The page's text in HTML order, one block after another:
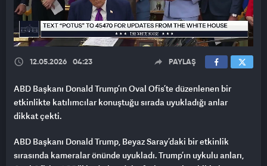
12.05.2026 04:23 PAYLAŞ
ABD Başkanı Donald Trump’ın Oval Ofis’te düzenlenen bir
etkinlikte katılımcılar konuştuğu sırada uyukladığı anlar
dikkat çekti.
ABD Başkanı Donald Trump, Beyaz Saray’daki bir etkinlik
sırasında kameralar önünde uyukladı. Trump’ın uykulu anları,